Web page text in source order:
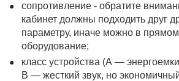
сопротивление - обратите
кабинет должны подходить друг
параметру, иначе можно в
оборудование;
класс устройства (А —
В — жесткий звук, но